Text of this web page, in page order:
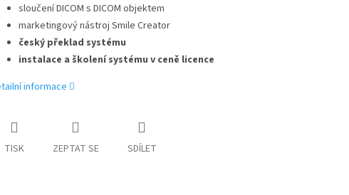
sloučení DICOM s DICOM objektem
marketingový nástroj Smile Creator
český překlad systému
instalace a školení systému v ceně licence
informace
TISK ZEPTAT SE SDÍLET